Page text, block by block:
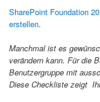
SharePoint Foundation
erstellen.
Manchmal ist es
verändern kann. Für die
Benutzergruppe mit
Diese Checkliste zeigt